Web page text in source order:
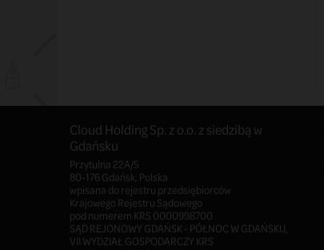
Cloud Holding Sp. z o.o. z siedzibą w
Gdańsku
Przytulna 22A/5
80-176 Gdańsk, Polska
wpisana do rejestru przedsiębiorców
Krajowego Rejestru Sądowego
pod numerem KRS 0000998700
SĄD REJONOWY GDAŃSK - PÓŁNOC W GDAŃSKU,
VII WYDZIAŁ GOSPODARCZY KRS